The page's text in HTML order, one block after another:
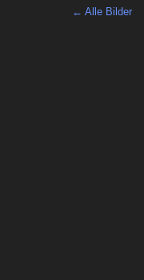
← Alle Bilder